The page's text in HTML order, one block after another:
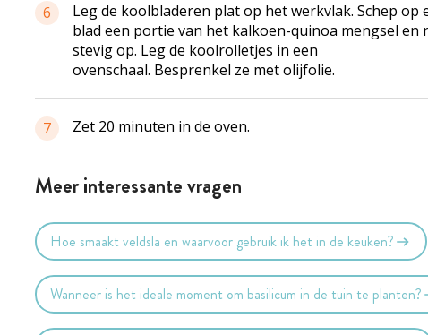
6
Leg de koolbladeren plat op het werkvlak. Schep op
blad een portie van het kalkoen-quinoa mengsel en
stevig op. Leg de koolrolletjes in een
ovenschaal. Besprenkel ze met olijfolie.
7 Zet 20 minuten in de oven.
Meer interessante vragen
Hoe smaakt veldsla en waarvoor gebruik ik het in de keuken?
Wanneer is het ideale moment om basilicum in de tuin te planten?